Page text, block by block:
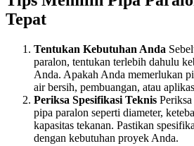
Tepat
Tentukan Kebutuhan Anda
paralon, tentukan terlebih dahulu
Anda. Apakah Anda memerlukan
air bersih, pembuangan, atau
Periksa Spesifikasi Teknis
pipa paralon seperti diameter,
kapasitas tekanan. Pastikan
dengan kebutuhan proyek Anda.